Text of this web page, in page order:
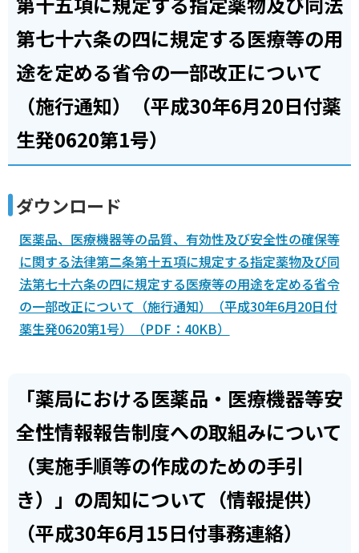
第七十六条の四に規定する医療等の用
途を定める省令の一部改正について
（施行通知）（平成30年6月20日付薬
生発0620第1号）
ダウンロード
医薬品、医療機器等の品質、有効性及び安全性の確保等
に関する法律第二条第十五項に規定する指定薬物及び同
法第七十六条の四に規定する医療等の用途を定める省令
の一部改正について（施行通知）（平成30年6月20日付
薬生発0620第1号）（PDF：40KB）
「薬局における医薬品・医療機器等安
全性情報報告制度への取組みについて
（実施手順等の作成のための手引
き）」の周知について（情報提供）
（平成30年6月15日付事務連絡）